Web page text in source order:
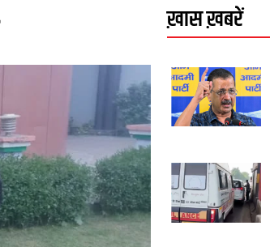
ख़ास ख़बरें